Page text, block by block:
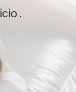
.